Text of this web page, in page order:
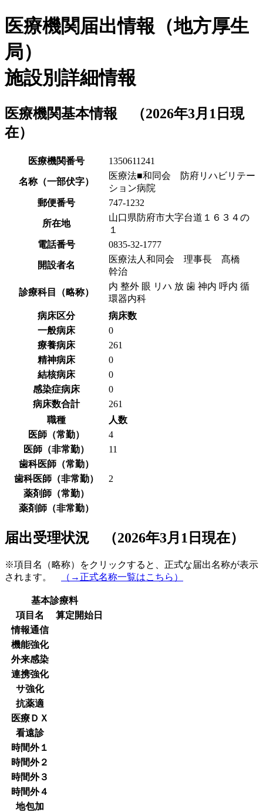
医療機関届出情報（地方厚生
局）
施設別詳細情報
医療機関基本情報 （2026年3月1日現
在）
医療機関番号 1350611241
名称（一部伏字）
医療法■和同会 防府リハビリテー
ション病院
郵便番号
747-1232
所在地
山口県防府市大字台道１６３４の
１
電話番号
0835-32-1777
開設者名
医療法人和同会 理事長 髙橋
幹治
診療科目（略称）
内 整外 眼 リハ 放 歯 神内 呼内 循
環器内科
病床区分
病床数
一般病床
0
療養病床
261
精神病床
0
結核病床
0
感染症病床
0
病床数合計
261
職種
人数
医師（常勤）
4
医師（非常勤）
11
歯科医師（常勤）
歯科医師（非常勤）
2
薬剤師（常勤）
薬剤師（非常勤）
届出受理状況 （2026年3月1日現在）
※項目名（略称）をクリックすると、正式な届出名称が表示
されます。
（→正式名称一覧はこちら）
基本診療料
項目名
算定開始日
情報通信
機能強化
外来感染
連携強化
サ強化
抗薬適
医療ＤＸ
看遠診
時間外１
時間外２
時間外３
時間外４
地包加